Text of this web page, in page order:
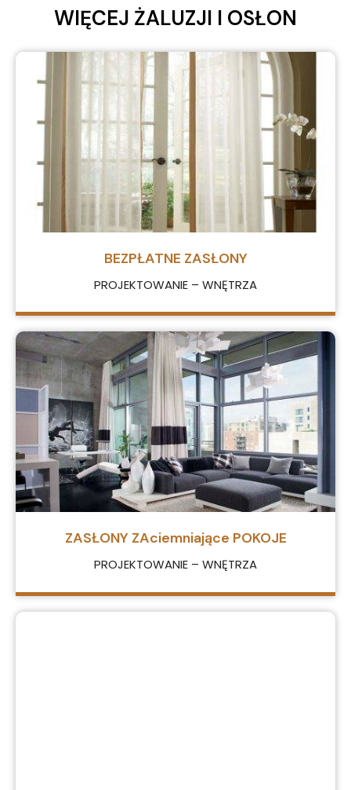
WIĘCEJ ŻALUZJI I OSŁON
BEZPŁATNE ZASŁONY
PROJEKTOWANIE – WNĘTRZA
ZASŁONY ZAciemniające POKOJE
PROJEKTOWANIE – WNĘTRZA